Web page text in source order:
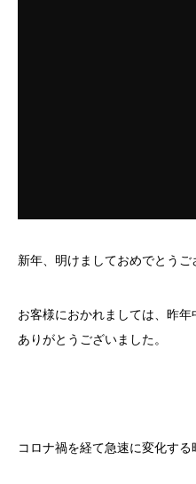
新年、明けましておめでとうご
お客様におかれましては、昨
ありがとうございました。
コロナ禍を経て急速に変化する